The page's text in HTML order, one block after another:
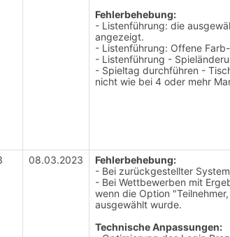
Fehlerbehebung:
- Listenführung: die
angezeigt.
- Listenführung: Offene
- Listenführung -
- Spieltag durchführen -
nicht wie bei 4 oder mehr
08.03.2023
Fehlerbehebung:
- Bei zurückgestellter
- Bei Wettbewerben mit
wenn die Option
ausgewählt wurde.
Technische Anpassungen: